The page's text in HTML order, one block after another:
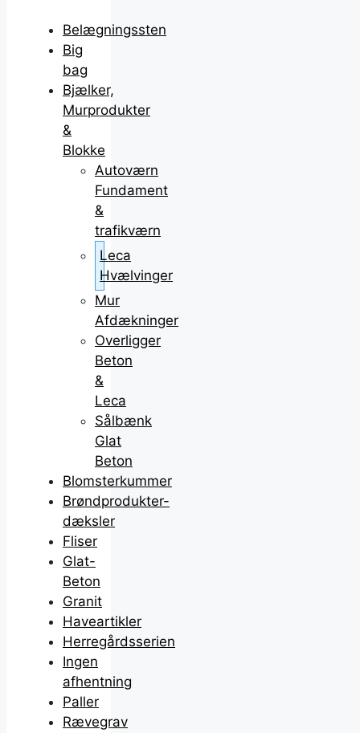
Belægningssten
Big
bag
Bjælker,
Murprodukter
&
Blokke
Autoværn
Fundament
&
trafikværn
Leca
Hvælvinger
Mur
Afdækninger
Overligger
Beton
&
Leca
Sålbænk
Glat
Beton
Blomsterkummer
Brøndprodukter-
dæksler
Fliser
Glat-
Beton
Granit
Haveartikler
Herregårdsserien
Ingen
afhentning
Paller
Rævegrav